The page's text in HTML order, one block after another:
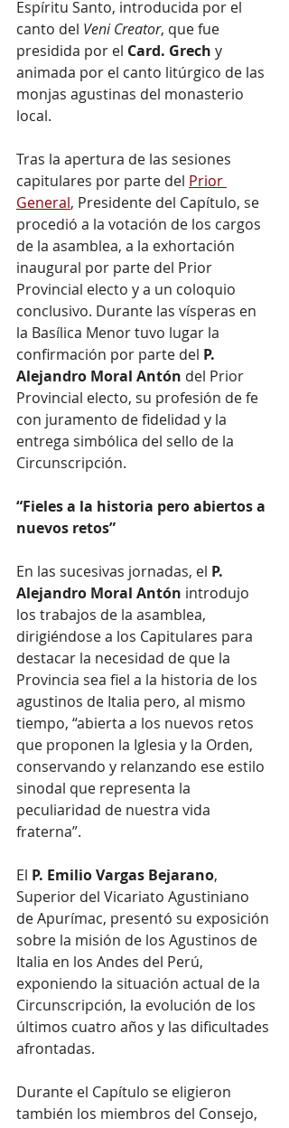
Espíritu Santo, introducida por el
canto del Veni Creator, que fue
presidida por el Card. Grech y
animada por el canto litúrgico de las
monjas agustinas del monasterio
local.
Tras la apertura de las sesiones
capitulares por parte del Prior
General, Presidente del Capítulo, se
procedió a la votación de los cargos
de la asamblea, a la exhortación
inaugural por parte del Prior
Provincial electo y a un coloquio
conclusivo. Durante las vísperas en
la Basílica Menor tuvo lugar la
confirmación por parte del P.
Alejandro Moral Antón del Prior
Provincial electo, su profesión de fe
con juramento de fidelidad y la
entrega simbólica del sello de la
Circunscripción.
“Fieles a la historia pero abiertos a
nuevos retos”
En las sucesivas jornadas, el P.
Alejandro Moral Antón introdujo
los trabajos de la asamblea,
dirigiéndose a los Capitulares para
destacar la necesidad de que la
Provincia sea fiel a la historia de los
agustinos de Italia pero, al mismo
tiempo, “abierta a los nuevos retos
que proponen la Iglesia y la Orden,
conservando y relanzando ese estilo
sinodal que representa la
peculiaridad de nuestra vida
fraterna”.
El P. Emilio Vargas Bejarano,
Superior del Vicariato Agustiniano
de Apurímac, presentó su exposición
sobre la misión de los Agustinos de
Italia en los Andes del Perú,
exponiendo la situación actual de la
Circunscripción, la evolución de los
últimos cuatro años y las dificultades
afrontadas.
Durante el Capítulo se eligieron
también los miembros del Consejo,